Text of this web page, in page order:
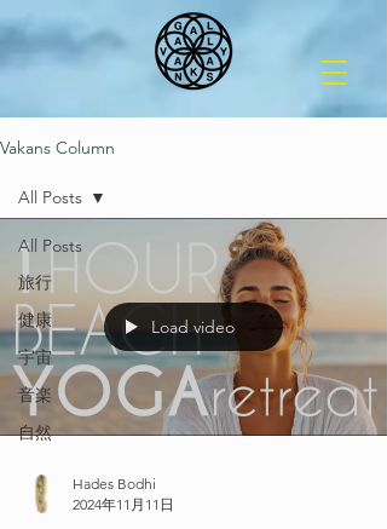
Vakans Column
All Posts
旅行
健康
宇宙
音楽
自然
All Posts
Load video
Hades Bodhi
2024年11月11日